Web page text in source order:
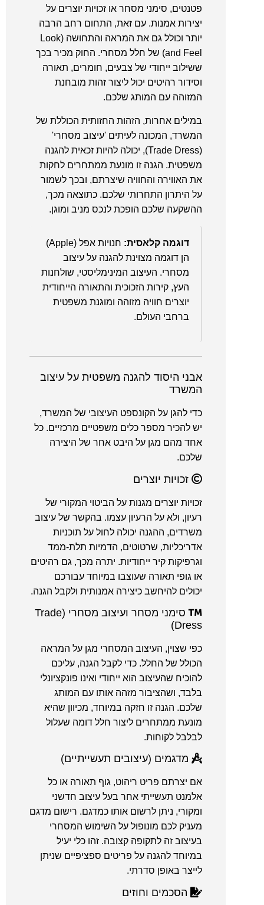
פטנטים, סימני מסחר או זכויות יוצרים על
יצירות אמנות. עם זאת, התחום רחב הרבה
יותר וכולל גם את המראה והתחושה (Look
and Feel) של חלל מסחרי. החוק מכיר בכך
ששילוב ייחודי של צבעים, חומרים, תאורה
וסידור רהיטים יכול ליצור זהות מובחנת
המזוהה עם המותג שלכם.
במילים אחרות, הזהות החזותית הכוללת של
המשרד, המכונה לעיתים 'עיצוב מסחרי'
(Trade Dress), יכולה להיות זכאית להגנה
משפטית. הגנה זו מונעת ממתחרים לחקות
את האווירה והחוויה שיצרתם, ובכך לשמור
על היתרון התחרותי שלכם. כתוצאה מכך,
ההשקעה שלכם הופכת לנכס מניב ומוגן.
דוגמה קלאסית:
חנויות אפל (Apple)
הן דוגמה מצוינת להגנה על עיצוב
מסחרי. העיצוב המינימליסטי, שולחנות
העץ, קירות הזכוכית והתאורה הייחודית
יוצרים חוויה מזוהה ומוגנת משפטית
ברחבי העולם.
אבני היסוד להגנה משפטית על עיצוב
המשרד
כדי להגן על הקונספט העיצובי של המשרד,
יש להכיר מספר כלים משפטיים מרכזיים. כל
אחד מהם מגן על היבט אחר של היצירה
שלכם.
זכויות יוצרים
זכויות יוצרים מגנות על הביטוי המקורי של
רעיון, ולא על הרעיון עצמו. בהקשר של עיצוב
משרדים, ההגנה יכולה לחול על תוכניות
אדריכליות, שרטוטים, הדמיות תלת-ממד
וגרפיקות קיר ייחודיות. יתרה מכך, גם רהיטים
או גופי תאורה שעוצבו במיוחד עבורכם
יכולים להיחשב כיצירה אמנותית ולקבל הגנה.
סימני מסחר ועיצוב מסחרי (Trade
Dress)
כפי שצוין, העיצוב המסחרי מגן על המראה
הכולל של החלל. כדי לקבל הגנה, עליכם
להוכיח שהעיצוב הוא ייחודי ואינו פונקציונלי
בלבד, ושהציבור מזהה אותו עם המותג
שלכם. הגנה זו חזקה במיוחד, מכיוון שהיא
מונעת ממתחרים ליצור חלל דומה שעלול
לבלבל לקוחות.
מדגמים (עיצובים תעשייתיים)
אם יצרתם פריט ריהוט, גוף תאורה או כל
אלמנט תעשייתי אחר בעל עיצוב חדשני
ומקורי, ניתן לרשום אותו כמדגם. רישום מדגם
מעניק לכם מונופול על השימוש המסחרי
בעיצוב זה לתקופה קצובה. זהו כלי יעיל
במיוחד להגנה על פריטים ספציפיים שניתן
לייצר באופן סדרתי.
הסכמים וחוזים